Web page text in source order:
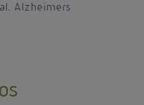
Alzheimers